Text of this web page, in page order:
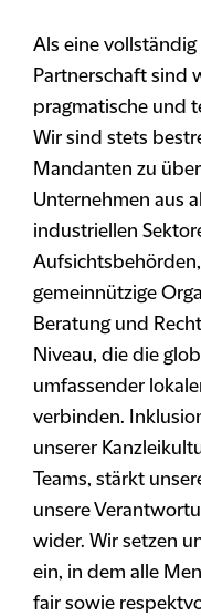
Als eine
Partnerschaft sind
pragmatische und
Wir sind stets
Mandanten zu
Unternehmen aus
industriellen
gemeinnützige
Beratung und
Niveau, die die
umfassender
verbinden.
unserer
Teams, stärkt
unsere
wider. Wir setzen
ein, in dem alle
fair sowie